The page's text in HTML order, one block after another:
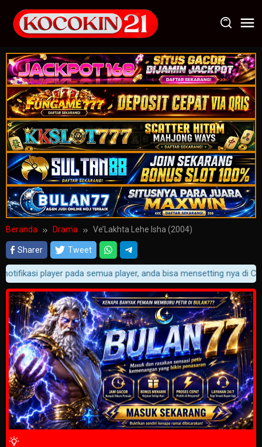
konten
Beranda Drama Ve’Lakhta Lehe Isha (2004)
Sharer Tweet
player pada semua player, anda bisa mensetting nya di
4 Wait Time